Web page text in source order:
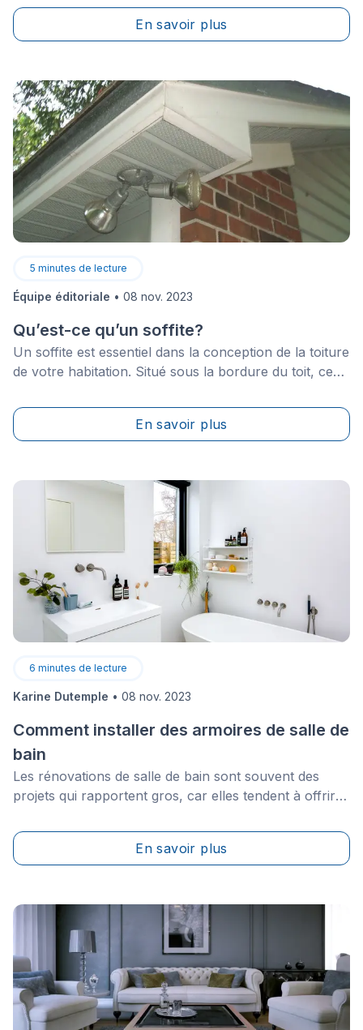
juste titre, ceux dont la toiture est plate doivent
s'orienter vers d'autres choix dont la membrane
En savoir plus
5 minutes de lecture
Équipe éditoriale • 08 nov. 2023
Qu’est-ce qu’un soffite?
Un soffite est essentiel dans la conception de la toiture
de votre habitation. Situé sous la bordure du toit, ce
feuille d’aluminium perforée pour permettre l’aération.
Placé de façon horizontale, il est soutenu par des
parement.
En savoir plus
6 minutes de lecture
Karine Dutemple • 08 nov. 2023
Comment installer des armoires de salle de
bain
Les rénovations de salle de bain sont souvent des
projets qui rapportent gros, car elles tendent à offrir le
mentionner que la salle de bain est une pièce centrale
dans toute maison.
En savoir plus